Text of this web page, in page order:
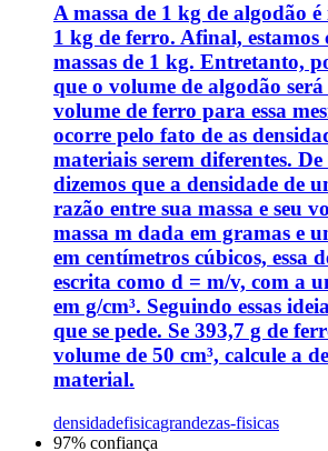
A massa de 1 kg de algodão
1 kg de ferro. Afinal, estamos
massas de 1 kg. Entretanto,
que o volume de algodão
volume de ferro para essa
ocorre pelo fato de as
materiais serem diferentes.
dizemos que a densidade de
razão entre sua massa e seu
massa m dada em gramas e
em centímetros cúbicos, essa
escrita como d = m/v, com a
em g/cm³. Seguindo essas
que se pede. Se 393,7 g de
volume de 50 cm³, calcule a
material.
densidadefisicagrandezas-fisicas
97% confiança